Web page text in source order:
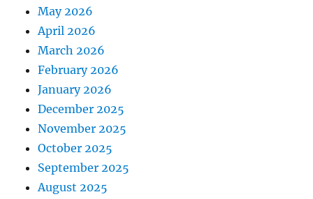
May 2026
April 2026
March 2026
February 2026
January 2026
December 2025
November 2025
October 2025
September 2025
August 2025